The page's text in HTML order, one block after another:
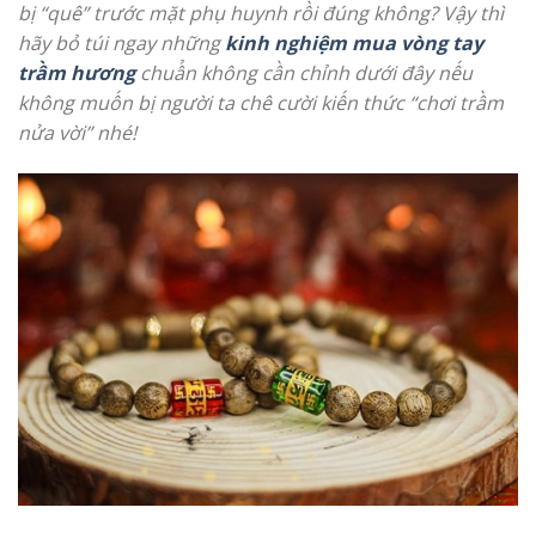
bị “quê” trước mặt phụ huynh rồi đúng không? Vậy thì
hãy bỏ túi ngay nhữngkinh nghiệm mua vòng tay
trầm hươngchuẩn không cần chỉnh dưới đây nếu
không muốn bị người ta chê cười kiến thức “chơi trầm
nửa vời” nhé!